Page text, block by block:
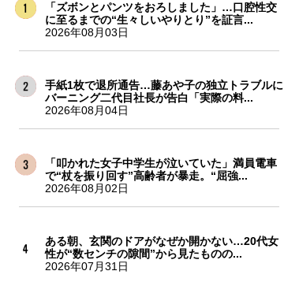
「ズボンとパンツをおろしました」…口腔性交
に至るまでの“生々しいやりとり”を証言...
2026年08月03日
手紙1枚で退所通告…藤あや子の独立トラブルに
バーニング二代目社長が告白「実際の料...
2026年08月04日
「叩かれた女子中学生が泣いていた」満員電車
で“杖を振り回す”高齢者が暴走。“屈強...
2026年08月02日
ある朝、玄関のドアがなぜか開かない…20代女
性が“数センチの隙間”から見たものの...
2026年07月31日